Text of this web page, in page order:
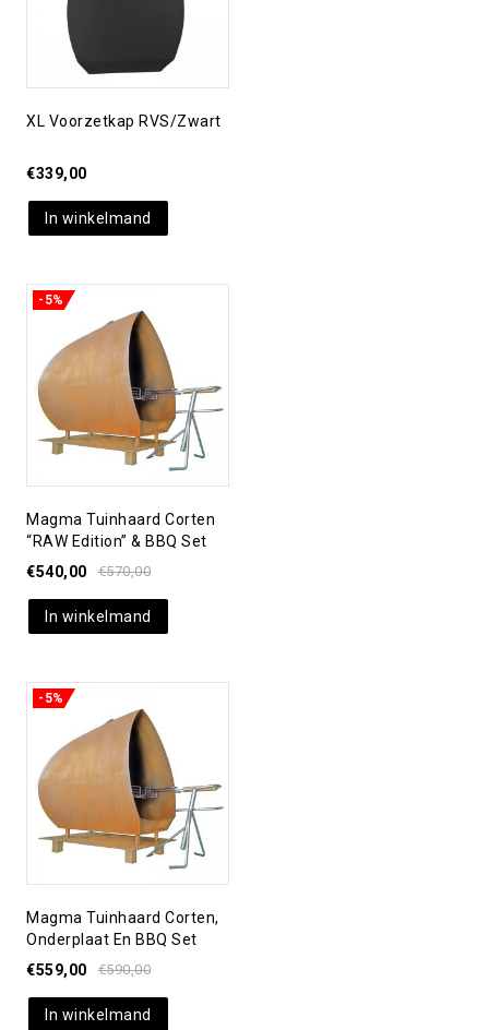
XL Voorzetkap RVS/zwart
€339,00
In winkelmand
-5%
Magma Tuinhaard Corten
“RAW Edition” & BBQ Set
€570,00
€540,00
In winkelmand
-5%
Magma Tuinhaard Corten,
Onderplaat En BBQ Set
€590,00
€559,00
In winkelmand